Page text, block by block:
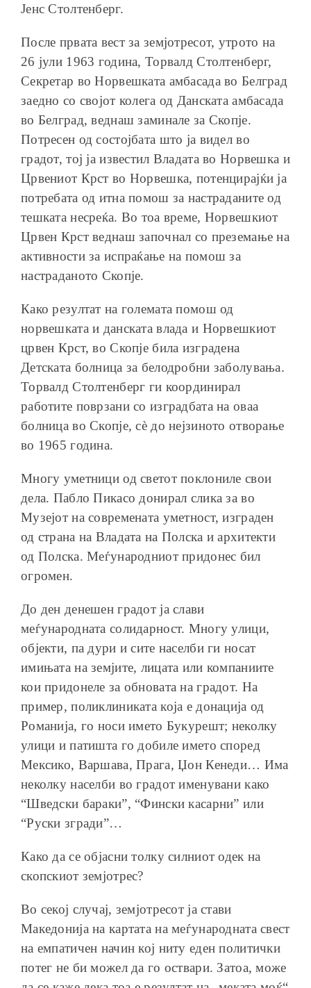
Јенс Столтенберг.
После првата вест за земјотресот, утрото на
26 јули 1963 година, Торвалд Столтенберг,
Секретар во Норвешката амбасада во Белград
заедно со својот колега од Данската амбасада
во Белград, веднаш заминале за Скопје.
Потресен од состојбата што ја видел во
градот, тој ја известил Владата во Норвешка и
Црвениот Крст во Норвешка, потенцирајќи ја
потребата од итна помош за настраданите од
тешката несреќа. Во тоа време, Норвешкиот
Црвен Крст веднаш започнал со преземање на
активности за испраќање на помош за
настраданото Скопје.
Како резултат на големата помош од
норвешката и данската влада и Норвешкиот
црвен Крст, во Скопје била изградена
Детската болница за белодробни заболувања.
Торвалд Столтенберг ги координирал
работите поврзани со изградбата на оваа
болница во Скопје, сè до нејзиното отворање
во 1965 година.
Многу уметници од светот поклониле свои
дела. Пабло Пикасо донирал слика за во
Музејот на современата уметност, изграден
од страна на Владата на Полска и архитекти
од Полска. Меѓународниот придонес бил
огромен.
До ден денешен градот ја слави
меѓународната солидарност. Многу улици,
објекти, па дури и сите населби ги носат
имињата на земјите, лицата или компаниите
кои придонеле за обновата на градот. На
пример, поликлиниката која е донација од
Романија, го носи името Букурешт; неколку
улици и патишта го добиле името според
Мексико, Варшава, Прага, Џон Кенеди… Има
неколку населби во градот именувани како
“Шведски бараки”, “Фински касарни” или
“Руски згради”…
Како да се објасни толку силниот одек на
скопскиот земјотрес?
Во секој случај, земјотресот ја стави
Македонија на картата на меѓународната свест
на емпатичен начин кој ниту еден политички
потег не би можел да го оствари. Затоа, може